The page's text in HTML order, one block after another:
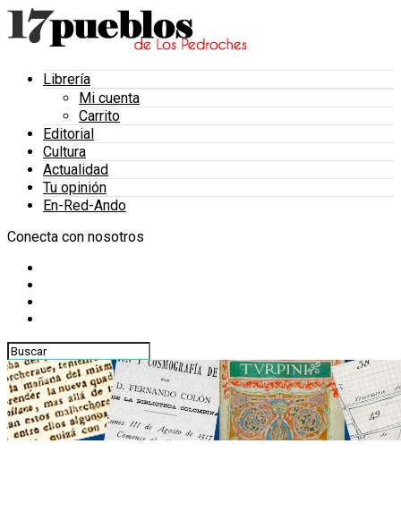
Librería
Mi cuenta
Carrito
Editorial
Cultura
Actualidad
Tu opinión
En-Red-Ando
Conecta con nosotros